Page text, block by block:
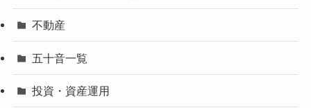
不動産
五十音一覧
投資・資産運用